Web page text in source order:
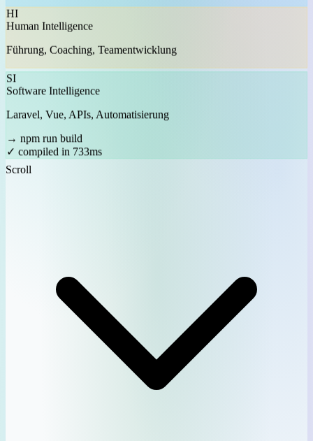
HI
Human Intelligence
Führung, Coaching, Teamentwicklung
SI
Software Intelligence
Laravel, Vue, APIs, Automatisierung
→ npm run build
✓ compiled in 733ms
Scroll